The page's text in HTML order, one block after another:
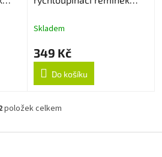
Skladem
349 Kč
Do košíku
O
l
položek celkem